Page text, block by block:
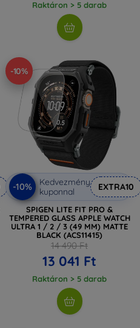
Raktáron > 5 darab
-10%
-10%
Kedvezmény
kuponnal
EXTRA10
SPIGEN LITE FIT PRO &
TEMPERED GLASS APPLE WATCH
ULTRA 1 / 2 / 3 (49 MM) MATTE
BLACK (ACS11415)
14 490 Ft
13 041 Ft
Raktáron > 5 darab